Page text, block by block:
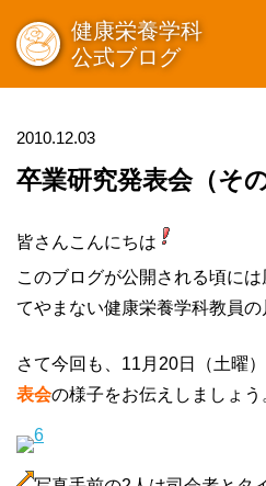
健康栄養学科
公式ブログ
2010.12.03
卒業研究発表会（その
皆さんこんにちは
このブログが公開される頃に
てやまない健康栄養学科教員
さて今回も、11月20日（土曜
表会の様子をお伝えしましょ